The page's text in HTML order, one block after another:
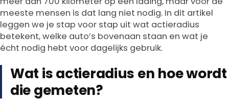
meeste mensen is dat lang niet nodig. In dit artikel
leggen we je stap voor stap uit wat actieradius
betekent, welke auto’s bovenaan staan en wat je
écht nodig hebt voor dagelijks gebruik.
Wat is actieradius en hoe wordt
die gemeten?